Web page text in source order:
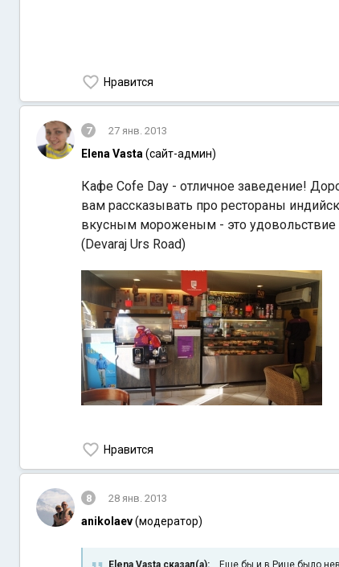
Нравится
7 27 янв. 2013
Elena Vasta (сайт-админ)
Кафе Cofe Day - отличное заведение!
вам рассказывать про рестораны
вкусным мороженым - это удовольствие
(Devaraj Urs Road)
Нравится
8 28 янв. 2013
anikolaev(модератор)
Elena Vasta сказал(а): Еще бы и в Рице было